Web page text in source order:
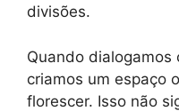
divisões.
Quando
criamos um espaço
florescer. Isso não